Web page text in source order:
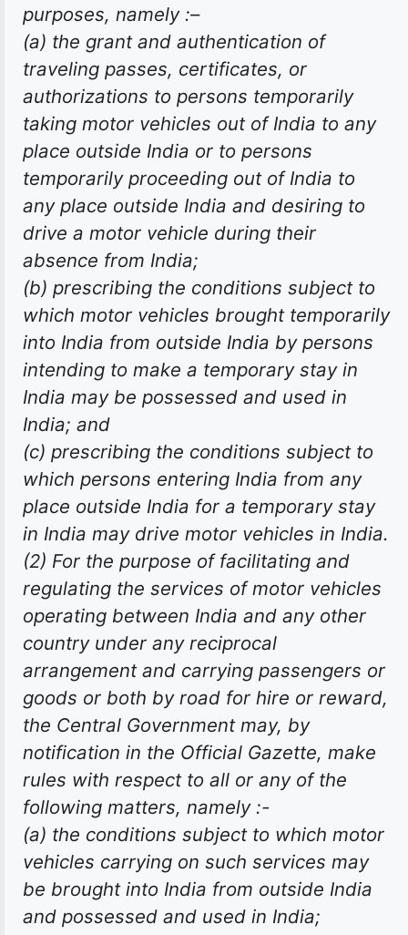
purposes, namely :–
(a) the grant and authentication of
traveling passes, certificates, or
authorizations to persons temporarily
taking motor vehicles out of India to any
place outside India or to persons
temporarily proceeding out of India to
any place outside India and desiring to
drive a motor vehicle during their
absence from India;
(b) prescribing the conditions subject to
which motor vehicles brought temporarily
into India from outside India by persons
intending to make a temporary stay in
India may be possessed and used in
India; and
(c) prescribing the conditions subject to
which persons entering India from any
place outside India for a temporary stay
in India may drive motor vehicles in India.
(2) For the purpose of facilitating and
regulating the services of motor vehicles
operating between India and any other
country under any reciprocal
arrangement and carrying passengers or
goods or both by road for hire or reward,
the Central Government may, by
notification in the Official Gazette, make
rules with respect to all or any of the
following matters, namely :-
(a) the conditions subject to which motor
vehicles carrying on such services may
be brought into India from outside India
and possessed and used in India;